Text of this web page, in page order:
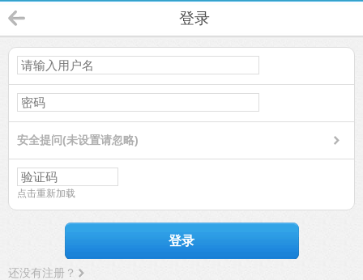
登录
安全提问(未设置请忽略)
点击重新加载
登录
还没有注册？